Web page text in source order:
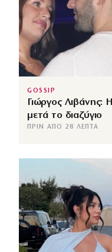
GOSSIP
Γιώργος Λιβάνης:
μετά το διαζύγιο
ΠΡΙΝ ΑΠΌ 28 ΛΕΠΤΆ